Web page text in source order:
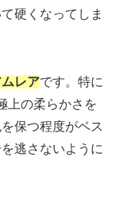
硬くなってしま
レアです。特に
上の柔らかさを
保つ程度がベス
逃さないように